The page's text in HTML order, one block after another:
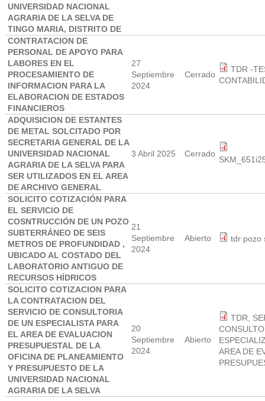
UNIVERSIDAD NACIONAL
AGRARIA DE LA SELVA DE
TINGO MARIA, DISTRITO DE
CONTRATACION DE
PERSONAL DE APOYO PARA
LABORES EN EL
PROCESAMIENTO DE
INFORMACION PARA LA
ELABORACION DE ESTADOS
FINANCIEROS
27
Septiembre
2024
Cerrado
TDR -
ADQUISICION DE ESTANTES
DE METAL SOLCITADO POR
SECRETARIA GENERAL DE LA
UNIVERSIDAD NACIONAL
AGRARIA DE LA SELVA PARA
SER UTILIZADOS EN EL AREA
DE ARCHIVO GENERAL
3 Abril 2025 Cerrado
SOLICITO COTIZACIÓN PARA
EL SERVICIO DE
COSNTRUCCIÓN DE UN POZO
SUBTERRÁNEO DE SEIS
METROS DE PROFUNDIDAD ,
UBICADO AL COSTADO DEL
LABORATORIO ANTIGUO DE
RECURSOS HÍDRICOS
21
Septiembre
2024
Abierto tdr pozo
SOLICITO COTIZACION PARA
LA CONTRATACION DEL
SERVICIO DE CONSULTORIA
DE UN ESPECIALISTA PARA
EL AREA DE EVALUACION
PRESUPUESTAL DE LA
OFICINA DE PLANEAMIENTO
Y PRESUPUESTO DE LA
UNIVERSIDAD NACIONAL
AGRARIA DE LA SELVA
20
Septiembre
2024
Abierto
TDR,
AREA DE